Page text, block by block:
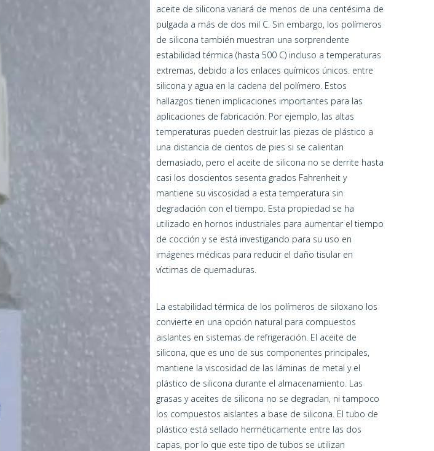
aceite de silicona variará de menos de una centésima de
pulgada a más de dos mil C. Sin embargo, los polímeros
de silicona también muestran una sorprendente
estabilidad térmica (hasta 500 C) incluso a temperaturas
extremas, debido a los enlaces químicos únicos. entre
silicona y agua en la cadena del polímero. Estos
hallazgos tienen implicaciones importantes para las
aplicaciones de fabricación. Por ejemplo, las altas
temperaturas pueden destruir las piezas de plástico a
una distancia de cientos de pies si se calientan
demasiado, pero el aceite de silicona no se derrite hasta
casi los doscientos sesenta grados Fahrenheit y
mantiene su viscosidad a esta temperatura sin
degradación con el tiempo. Esta propiedad se ha
utilizado en hornos industriales para aumentar el tiempo
de cocción y se está investigando para su uso en
imágenes médicas para reducir el daño tisular en
víctimas de quemaduras.
La estabilidad térmica de los polímeros de siloxano los
convierte en una opción natural para compuestos
aislantes en sistemas de refrigeración. El aceite de
silicona, que es uno de sus componentes principales,
mantiene la viscosidad de las láminas de metal y el
plástico de silicona durante el almacenamiento. Las
grasas y aceites de silicona no se degradan, ni tampoco
los compuestos aislantes a base de silicona. El tubo de
plástico está sellado herméticamente entre las dos
capas, por lo que este tipo de tubos se utilizan